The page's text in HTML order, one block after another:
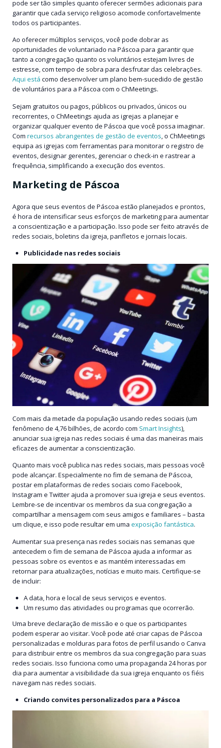
pode ser tão simples quanto oferecer sermões adicionais para
garantir que cada serviço religioso acomode confortavelmente
todos os participantes.
Ao oferecer múltiplos serviços, você pode dobrar as
oportunidades de voluntariado na Páscoa para garantir que
tanto a congregação quanto os voluntários estejam livres de
estresse, com tempo de sobra para desfrutar das celebrações.
Aqui está como desenvolver um plano bem-sucedido de gestão
de voluntários para a Páscoa com o ChMeetings.
Sejam gratuitos ou pagos, públicos ou privados, únicos ou
recorrentes, o ChMeetings ajuda as igrejas a planejar e
organizar qualquer evento de Páscoa que você possa imaginar.
Com recursos abrangentes de gestão de eventos , o ChMeetings
equipa as igrejas com ferramentas para monitorar o registro de
eventos, designar gerentes, gerenciar o check-in e rastrear a
frequência, simplificando a execução dos eventos.
Marketing de Páscoa
Agora que seus eventos de Páscoa estão planejados e prontos,
é hora de intensificar seus esforços de marketing para aumentar
a conscientização e a participação. Isso pode ser feito através de
redes sociais, boletins da igreja, panfletos e jornais locais.
Publicidade nas redes sociais
Com mais da metade da população usando redes sociais (um
fenômeno de 4,76 bilhões, de acordo com Smart Insights),
anunciar sua igreja nas redes sociais é uma das maneiras mais
eficazes de aumentar a conscientização.
Quanto mais você publica nas redes sociais, mais pessoas você
pode alcançar. Especialmente no fim de semana de Páscoa,
postar em plataformas de redes sociais como Facebook,
Instagram e Twitter ajuda a promover sua igreja e seus eventos.
Lembre-se de incentivar os membros da sua congregação a
compartilhar a mensagem com seus amigos e familiares – basta
um clique, e isso pode resultar em uma exposição fantástica.
Aumentar sua presença nas redes sociais nas semanas que
antecedem o fim de semana de Páscoa ajuda a informar as
pessoas sobre os eventos e as mantém interessadas em
retornar para atualizações, notícias e muito mais. Certifique-se
de incluir:
A data, hora e local de seus serviços e eventos.
Um resumo das atividades ou programas que ocorrerão.
Uma breve declaração de missão e o que os participantes
podem esperar ao visitar. Você pode até criar capas de Páscoa
personalizadas e molduras para fotos de perfil usando o Canva
para distribuir entre os membros da sua congregação para suas
redes sociais. Isso funciona como uma propaganda 24 horas por
dia para aumentar a visibilidade da sua igreja enquanto os fiéis
navegam nas redes sociais.
Criando convites personalizados para a Páscoa